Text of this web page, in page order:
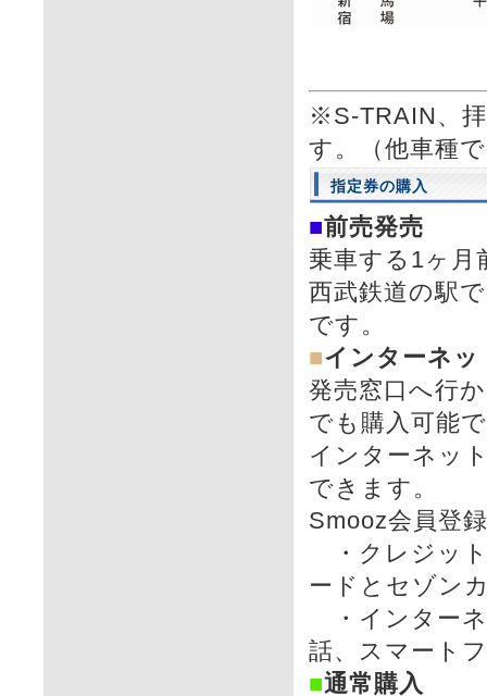
※S-TRAIN、
す。（他車種
指定券の購入
■前売発売
乗車する1ヶ月
西武鉄道の駅
です。
■インターネ
発売窓口へ行
でも購入可能
インターネッ
できます。
Smooz会員登
・クレジッ
ードとセゾン
・インター
話、スマート
■通常購入